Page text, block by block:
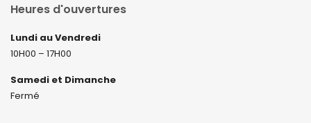
Heures d'ouvertures
Lundi au Vendredi
10H00 – 17H00
Samedi et Dimanche
Fermé